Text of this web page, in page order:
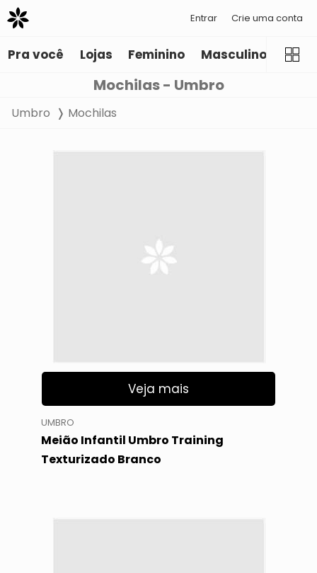
Entrar Crie uma conta
Pra você Lojas Feminino Masculino
Mochilas - Umbro
Umbro Mochilas
Veja mais
UMBRO
Meião Infantil Umbro Training
Texturizado Branco